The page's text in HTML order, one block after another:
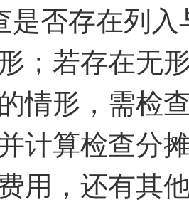
是否存在列
；若存在无
情形，需检
计算检查分
用，还有其